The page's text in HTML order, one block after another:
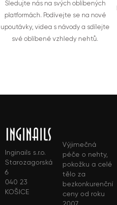
Sledujte nás na svých oblíbených
platformách. Podívejte se na nové
upoutávky, videa s návody a sdílejte
své oblíbené vzhledy nehtů.
Inginails s.r.o.
Starozagorská
6
040 23
KOŠICE
Výjimečná
péče o nehty,
pokožku a celé
tělo za
bezkonkurenční
ceny od roku